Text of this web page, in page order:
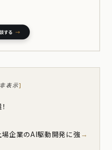
非表示]
企業のAI駆動開発に強